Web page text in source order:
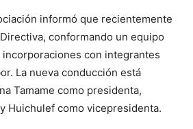
informó que recientemente
conformando un equipo
con integrantes
La nueva conducción está
Tamame como presidenta,
Huichulef como vicepresidenta.